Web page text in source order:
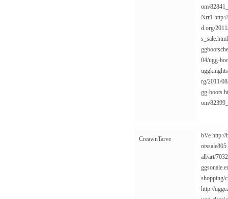
om/
Nrr1
d.org/
s_sale.html
04/ugg-
rg/2011/
gg-
om/
CreawnTarve bVe http://
all/art/
shopping/
http://